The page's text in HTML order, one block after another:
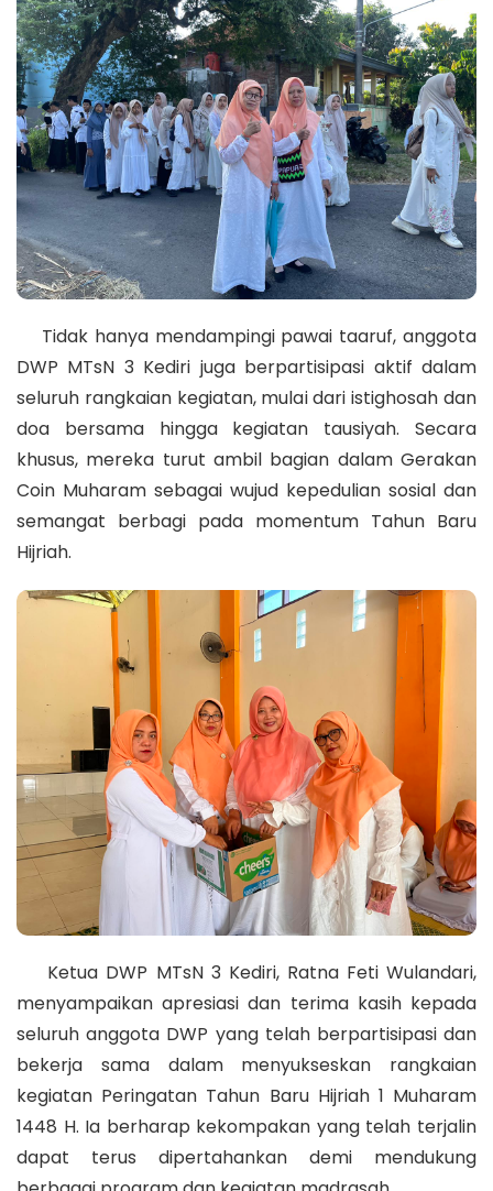
Tidak hanya mendampingi pawai taaruf, anggota
DWP MTsN 3 Kediri juga berpartisipasi aktif dalam
seluruh rangkaian kegiatan, mulai dari istighosah dan
doa bersama hingga kegiatan tausiyah. Secara
khusus, mereka turut ambil bagian dalam Gerakan
Coin Muharam sebagai wujud kepedulian sosial dan
semangat berbagi pada momentum Tahun Baru
Hijriah.
Ketua DWP MTsN 3 Kediri, Ratna Feti Wulandari,
menyampaikan apresiasi dan terima kasih kepada
seluruh anggota DWP yang telah berpartisipasi dan
bekerja sama dalam menyukseskan rangkaian
kegiatan Peringatan Tahun Baru Hijriah 1 Muharam
1448 H. Ia berharap kekompakan yang telah terjalin
dapat terus dipertahankan demi mendukung